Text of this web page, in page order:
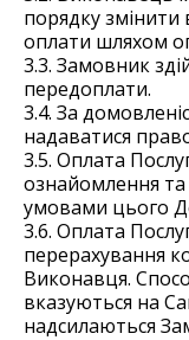
порядку змінити
оплати шляхом
3.3. Замовник
передоплати.
3.4. За
надаватися
3.5. Оплата
ознайомлення
умовами цього
3.6. Оплата
перерахування
Виконавця.
вказуються на
надсилаються